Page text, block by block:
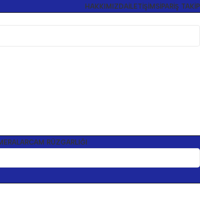
HAKKIMIZDAİLETIŞIM SIPARIŞ TAKIP
CAM RÜZGARLIĞI